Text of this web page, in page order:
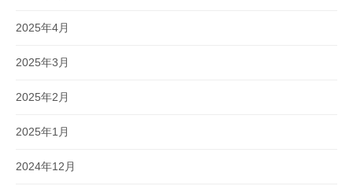
2025年4月
2025年3月
2025年2月
2025年1月
2024年12月